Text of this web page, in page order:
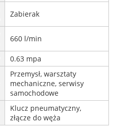
Zabierak
660 l/min
0.63 mpa
Przemysł, warsztaty
mechaniczne, serwisy
samochodowe
Klucz pneumatyczny,
złącze do węża